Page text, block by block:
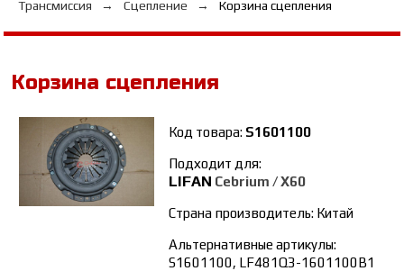
Трансмиссия
Сцепление Корзина сцепления
Корзина сцепления
Код товара: S1601100
Подходит для:
LIFAN Cebrium / Х60
Страна производитель: Китай
Альтернативные артикулы:
S1601100, LF481Q3-1601100B1